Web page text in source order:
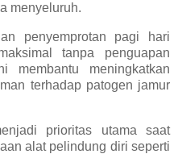
menyeluruh.
penyemprotan pagi hari
tanpa penguapan
membantu meningkatkan
terhadap patogen jamur
prioritas utama saat
alat pelindung diri seperti